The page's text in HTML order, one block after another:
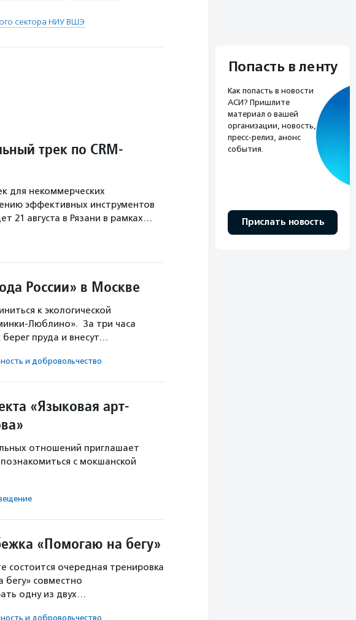
сектора НИУ ВШЭ
трек по CRM-
для некоммерческих
эффективных инструментов
21 августа в Рязани в рамках…
России» в Москве
к экологической
Люблино». За три часа
пруда и внесут…
и доброволь­чест­во
«Языковая арт-
отношений приглашает
с мокшанской
«Помогаю на бегу»
состоится очередная тренировка
бегу» совместно
одну из двух…
и доброволь­чест­во
Попасть в ленту
Как попасть в новости
АСИ? Пришлите
материал о вашей
организации, новость,
пресс-релиз, анонс
события.
Прислать новость